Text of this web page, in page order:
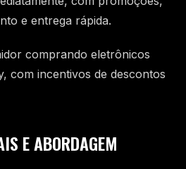
e entrega rápida.
comprando eletrônicos
com incentivos de descontos
E ABORDAGEM